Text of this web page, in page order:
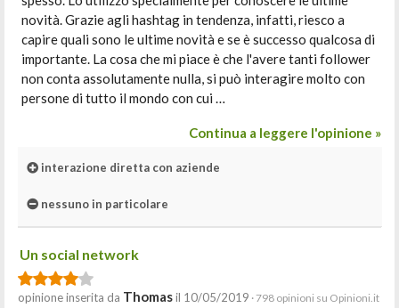
novità. Grazie agli hashtag in tendenza, infatti, riesco a
capire quali sono le ultime novità e se è successo qualcosa di
importante. La cosa che mi piace è che l'avere tanti follower
non conta assolutamente nulla, si può interagire molto con
persone di tutto il mondo con cui …
Continua a leggere l'opinione »
interazione diretta con aziende
nessuno in particolare
Un social network
opinione inserita da Thomasil 10/05/2019 · 798 opinioni su Opinioni.it